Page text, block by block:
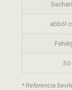
abból
Só
* Referencia